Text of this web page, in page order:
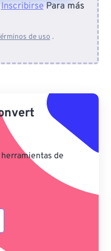
InscribirsePara más
de uso .
de